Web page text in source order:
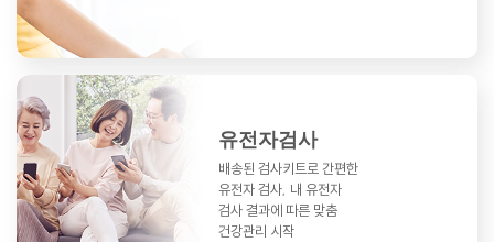
유전자검사
배송된 검사키트로 간편한
유전자 검사, 내 유전자
검사 결과에 따른 맞춤
건강관리 시작